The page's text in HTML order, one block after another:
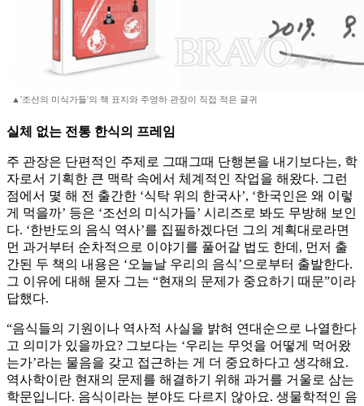
▲'조선의 미식가들'의 책 표지와 주영하 관장이 직접 적은 글귀
실체 없는 전통 한식의 프레임
주 관장은 단편적인 주제로 그때그때 단행본을 내기보다는, 학
자로서 기획한 큰 맥락 속에서 체계적인 작업을 해왔다. 그런
점에서 몇 해 전 출간한 ‘식탁 위의 한국사’, ‘한국인은 왜 이렇
게 먹을까’ 등은 ‘조선의 미식가들’ 시리즈로 봐도 무방해 보인
다. ‘한반도의 음식 역사’를 집필하겠다던 그의 계획대로라면
먼 과거부터 순차적으로 이야기를 풀어갈 법도 한데, 먼저 출
간된 두 책의 내용은 ‘오늘날 우리의 음식’으로부터 출발한다.
그 이유에 대해 묻자 그는 “현재의 문제가 중요하기 때문”이라
답했다.
“음식들의 기원이나 역사적 사실을 밝혀 연대순으로 나열한다
고 의미가 있을까요? 그보다는 ‘우리는 무엇을 어떻게 먹어왔
는가’라는 물음을 갖고 접근하는 게 더 중요하다고 생각해요.
역사학이란 현재의 문제를 해결하기 위해 과거를 거울로 삼는
학문입니다. 음식이라는 분야도 다르지 않아요. 생물학적인 음